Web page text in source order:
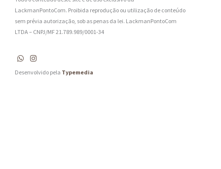
LackmanPontoCom. Proibida reprodução ou utilização de conteúdo
sem prévia autorização, sob as penas da lei. LackmanPontoCom
LTDA – CNPJ/MF 21.789.989/0001-34
Desenvolvido pela Typemedia